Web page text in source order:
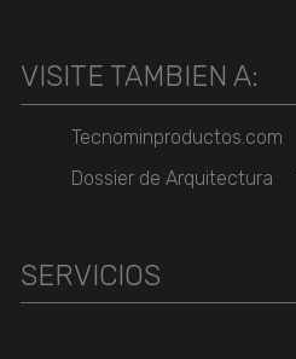
VISITE TAMBIEN A:
Tecnominproductos.com
Dossier de Arquitectura
SERVICIOS